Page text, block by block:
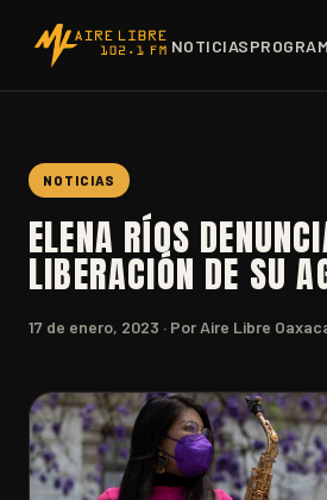
NOTICIAS
NOTICIAS
ELENA RÍOS
LIBERACIÓN DE SU
17 de enero, 2023 · Por Aire Libre